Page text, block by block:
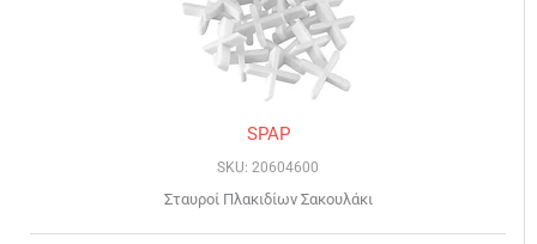
SPAP
SKU: 20604600
Σταυροί Πλακιδίων Σακουλάκι